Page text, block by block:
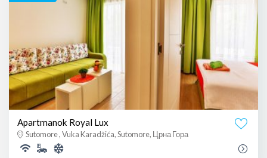
Apartmanok Royal Lux
Sutomore , Vuka Karadžića, Sutomore, Црна Гора